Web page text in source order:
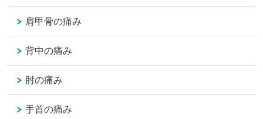
肩甲骨の痛み
背中の痛み
肘の痛み
手首の痛み